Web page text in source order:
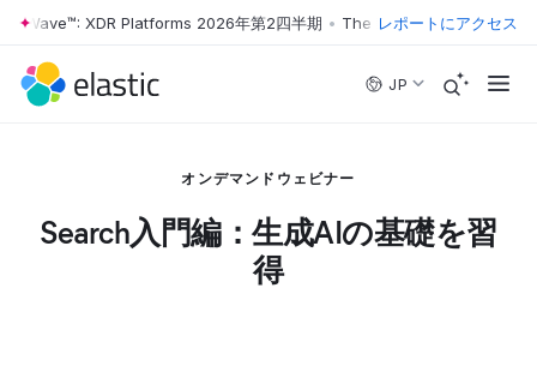
Skip to main content
Wave™: XDR Platforms 2026年第2四半期 • The Forrester Wave™:
レポートにアクセス
JP
オンデマンドウェビナー
Search入門編：生成AIの基礎を習
得